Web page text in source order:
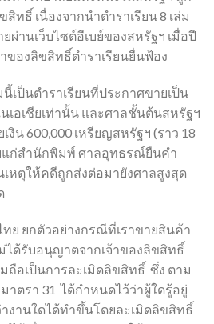
ทธิ์ เนื่องจากนำตำราเรียน 8 เล่ม
ผ่านเว็บไซต์อีเบย์ของสหรัฐฯ เมื่อปี
ของลิขสิทธิ์ตำราเรียนยื่นฟ้อง
ป็นตำราเรียนที่ประกาศขายเป็น
เอเชียเท่านั้น และศาลชั้นต้นสหรัฐฯ
งิน 600,000 เหรียญสหรัฐฯ (ราว 18
แก่สำนักพิมพ์ ศาลอุทธรณ์ยืนคำ
หตุให้คดีถูกส่งต่อมายังศาลสูงสุด
ยกตัวอย่างกรณีที่เราขายสินค้า
ได้รับอนุญาตจากเจ้าของลิขสิทธิ์
อเป็นการละเมิดลิขสิทธิ์ ซึ่ง ตาม
าตรา 31 ได้กำหนดไว้ว่าผู้ใดรู้อยู่
งานใดได้ทำขึ้นโดยละเมิดลิขสิทธิ์